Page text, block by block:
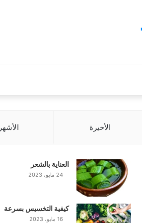
عن
الأخيرة
الأشهر
العناية بالشعر
24 مايو، 2023
كيفية التخسيس بسرعة
16 مايو، 2023